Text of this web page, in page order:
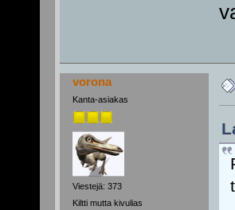
vorona
Kanta-asiakas
Viestejä: 373
Kiltti mutta kivulias